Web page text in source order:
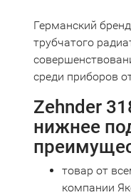
Германский
трубчатого
среди приборов
Zehnder
нижнее
товар от
компании